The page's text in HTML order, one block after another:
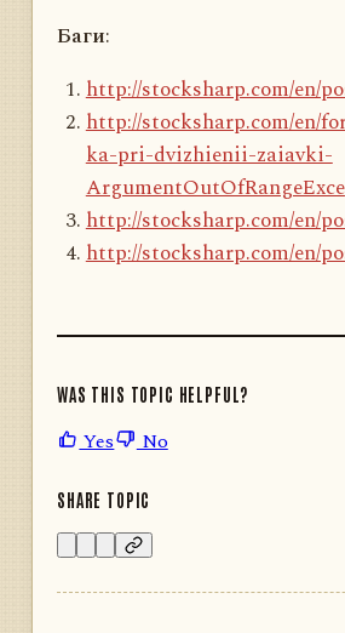
Баги:
http://stocksharp.com/en/
http://stocksharp.com/en/
ka-pri-dvizhienii-zaiavki-
http://stocksharp.com/en/
http://stocksharp.com/en/
WAS THIS TOPIC HELPFUL?
Yes No
SHARE TOPIC